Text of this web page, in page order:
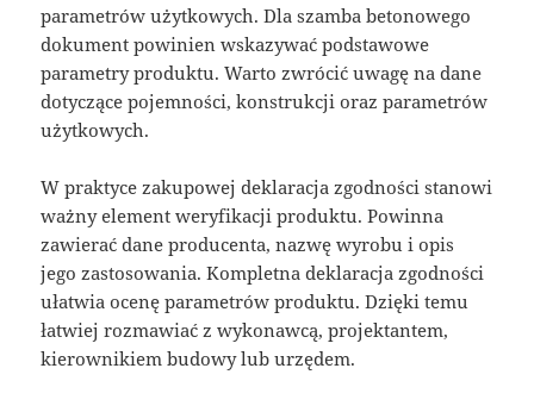
parametrów użytkowych. Dla szamba betonowego
dokument powinien wskazywać podstawowe
parametry produktu. Warto zwrócić uwagę na dane
dotyczące pojemności, konstrukcji oraz parametrów
użytkowych.
W praktyce zakupowej deklaracja zgodności stanowi
ważny element weryfikacji produktu. Powinna
zawierać dane producenta, nazwę wyrobu i opis
jego zastosowania. Kompletna deklaracja zgodności
ułatwia ocenę parametrów produktu. Dzięki temu
łatwiej rozmawiać z wykonawcą, projektantem,
kierownikiem budowy lub urzędem.